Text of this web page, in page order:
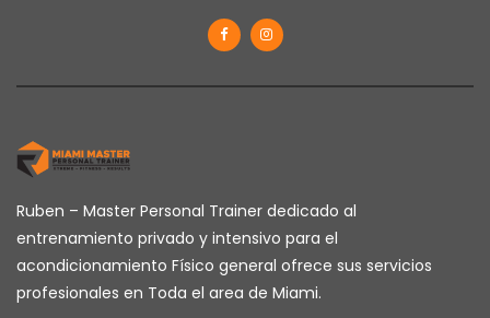
Ruben – Master Personal Trainer dedicado al
entrenamiento privado y intensivo para el
acondicionamiento Físico general ofrece sus servicios
profesionales en Toda el area de Miami.